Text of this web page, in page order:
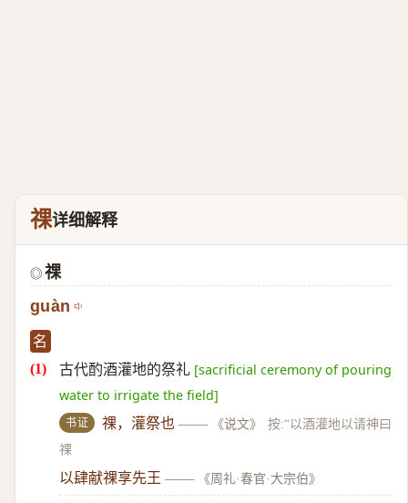
祼详细解释
◎ 祼
guàn
名
古代酌酒灌地的祭礼 [sacrificial ceremony of pouring
water to irrigate the field]
书证 祼，灌祭也 —— 《说文》
按:“以酒灌地以请神曰
祼
以肆献祼享先王 —— 《周礼·春官·大宗伯》